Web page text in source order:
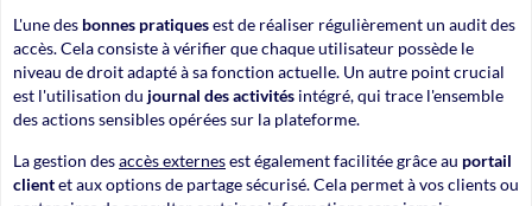
L'une des bonnes pratiquesest de réaliser régulièrement un audit des
accès. Cela consiste à vérifier que chaque utilisateur possède le
niveau de droit adapté à sa fonction actuelle. Un autre point crucial
est l'utilisation du journal des activités intégré, qui trace l'ensemble
des actions sensibles opérées sur la plateforme.
La gestion desaccès externesest également facilitée grâce au portail
clientet aux options de partage sécurisé. Cela permet à vos clients ou